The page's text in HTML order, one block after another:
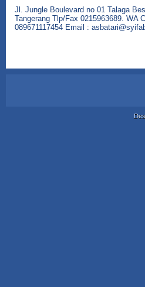
Jl. Jungle Boulevard no 01 Talaga
Tangerang Tlp/Fax 0215963689. WA
089671117454 Email :